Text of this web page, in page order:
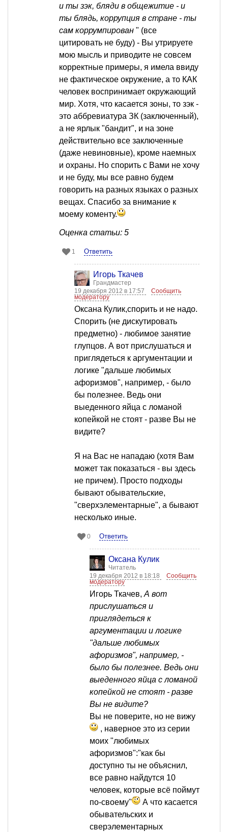
и ты зэк, бляди в общежитие - и
ты блядь, коррупция в стране - ты
сам коррумпирован " (все
цитировать не буду) - Вы утрируете
мою мысль и приводите не совсем
корректные примеры, я имела ввиду
не фактическое окружение, а то КАК
человек воспринимает окружающий
мир. Хотя, что касается зоны, то зэк -
это аббревиатура ЗК (заключенный),
а не ярлык "бандит", и на зоне
действительно все заключенные
(даже невиновные), кроме наемных
и охраны. Но спорить с Вами не хочу
и не буду, мы все равно будем
говорить на разных языках о разных
вещах. Спасибо за внимание к
моему коменту.
Оценка статьи: 5
1 Ответить
Игорь Ткачев
Грандмастер
19 декабря 2012 в 17:57
Сообщить
модератору
Оксана Кулик,спорить и не надо.
Спорить (не дискутировать
предметно) - любимое занятие
глупцов. А вот прислушаться и
приглядеться к аргументации и
логике "дальше любимых
афоризмов", например, - было
бы полезнее. Ведь они
выеденного яйца с ломаной
копейкой не стоят - разве Вы не
видите?
Я на Вас не нападаю (хотя Вам
может так показаться - вы здесь
не причем). Просто подходы
бывают обывательские,
"сверхэлементарные", а бывают
несколько иные.
0 Ответить
Оксана Кулик
Читатель
19 декабря 2012 в 18:18
Сообщить
модератору
Игорь Ткачев, А вот
прислушаться и
приглядеться к
аргументации и логике
"дальше любимых
афоризмов", например, -
было бы полезнее. Ведь они
выеденного яйца с ломаной
копейкой не стоят - разве
Вы не видите?
Вы не поверите, но не вижу
, наверное это из серии
моих "любимых
афоризмов":"как бы
доступно ты не объяснил,
все равно найдутся 10
человек, которые всё поймут
по-своему"
А что касается
обывательских и
сверэлементарных